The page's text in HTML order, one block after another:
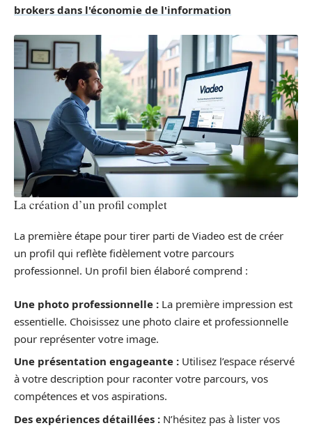
brokers dans l'économie de l'information
La création d’un profil complet
La première étape pour tirer parti de Viadeo est de créer
un profil qui reflète fidèlement votre parcours
professionnel. Un profil bien élaboré comprend :
Une photo professionnelle : La première impression est
essentielle. Choisissez une photo claire et professionnelle
pour représenter votre image.
Une présentation engageante : Utilisez l’espace réservé
à votre description pour raconter votre parcours, vos
compétences et vos aspirations.
Des expériences détaillées : N’hésitez pas à lister vos